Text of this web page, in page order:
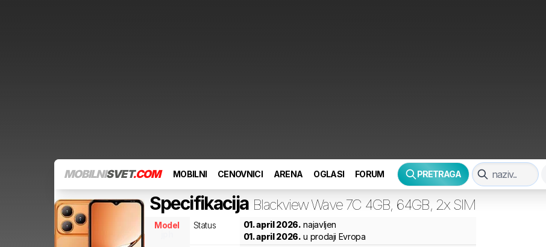
MOBILNISVET.COM MOBILNI CENOVNICI ARENA OGLASI FORUM PRETRAGA
Specifikacija BlackviewWave 7C 4GB, 64GB, 2x SIM
Model
Status 01. april 2026. najavljen
01. april 2026. u prodaji Evropa